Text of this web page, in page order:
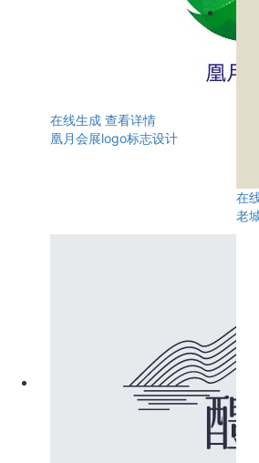
在线生成 查看详情
凰月会展logo标志设计
在
老